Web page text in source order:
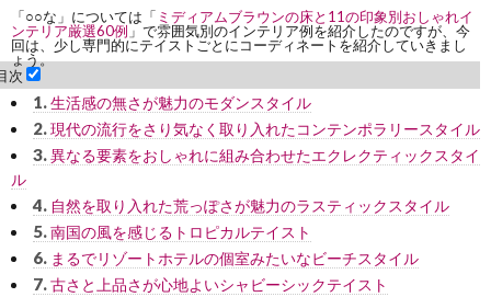
「○○な」については「 ミディアムブラウンの床と11の印象別おしゃれイ
ンテリア厳選60例 」で雰囲気別のインテリア例を紹介したのですが、今
回は、少し専門的にテイストごとにコーディネートを紹介していきまし
ょう。
次
1.生活感の無さが魅力のモダンスタイル
2.現代の流行をさり気なく取り入れたコンテンポラリースタイル
3.異なる要素をおしゃれに組み合わせたエクレクティックスタイ
ル
4. 自然を取り入れた荒っぽさが魅力のラスティックスタイル
5.南国の風を感じるトロピカルテイスト
6. まるでリゾートホテルの個室みたいなビーチスタイル
7.古さと上品さが心地よいシャビーシックテイスト